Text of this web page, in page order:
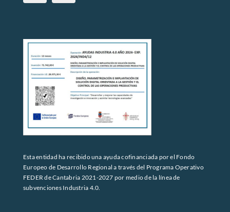
Esta entidad ha recibido una ayuda cofinanciada por el Fondo
Europeo de Desarrollo Regional a través del Programa Operativo
FEDER de Cantabria 2021-2027 por medio de la línea de
subvenciones Industria 4.0.